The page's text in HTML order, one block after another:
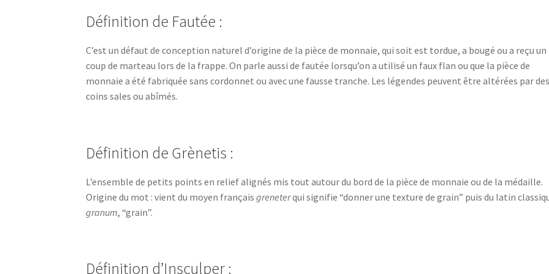
Définition de Fautée :
C’est un défaut de conception naturel d’origine de la pièce de monnaie, qui soit est tordue, a bougé ou a reçu un
coup de marteau lors de la frappe. On parle aussi de fautée lorsqu’on a utilisé un faux flan ou que la pièce de
monnaie a été fabriquée sans cordonnet ou avec une fausse tranche. Les légendes peuvent être altérées par
coins sales ou abîmés.
Définition de Grènetis :
L’ensemble de petits points en relief alignés mis tout autour du bord de la pièce de monnaie ou de la médaille.
Origine du mot : vient du moyen françaisgreneterqui signifie “donner une texture de grain” puis du latin
granum, “grain”.
Définition d’Insculper :